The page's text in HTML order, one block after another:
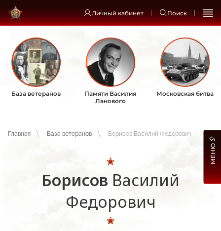
Личный кабинет Поиск
База ветеранов
Памяти Василия
Ланового
Московская битва
Главная База ветеранов Борисов Василий Федорович
Борисов Василий
Федорович
МЕНЮ